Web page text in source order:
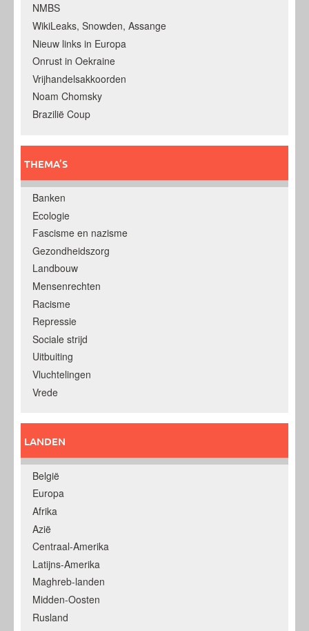
NMBS
WikiLeaks, Snowden, Assange
Nieuw links in Europa
Onrust in Oekraine
Vrijhandelsakkoorden
Noam Chomsky
Brazilië Coup
THEMA’S
Banken
Ecologie
Fascisme en nazisme
Gezondheidszorg
Landbouw
Mensenrechten
Racisme
Repressie
Sociale strijd
Uitbuiting
Vluchtelingen
Vrede
LANDEN
België
Europa
Afrika
Azië
Centraal-Amerika
Latijns-Amerika
Maghreb-landen
Midden-Oosten
Rusland